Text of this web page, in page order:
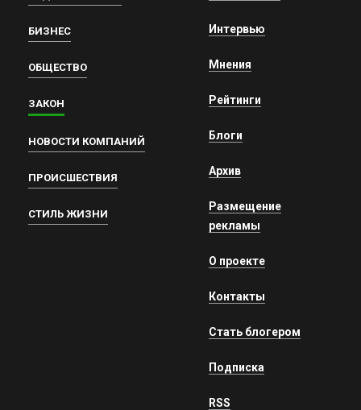
БИЗНЕС
ОБЩЕСТВО
ЗАКОН
НОВОСТИ КОМПАНИЙ
ПРОИСШЕСТВИЯ
СТИЛЬ ЖИЗНИ
Интервью
Мнения
Рейтинги
Блоги
Архив
Размещение
рекламы
О проекте
Контакты
Стать блогером
Подписка
RSS